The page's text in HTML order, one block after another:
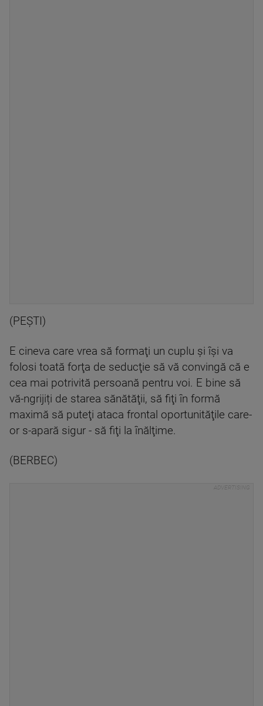
(PEŞTI)
E cineva care vrea să formaţi un cuplu şi îşi va
folosi toată forţa de seducţie să vă convingă că e
cea mai potrivită persoană pentru voi. E bine să
vă-ngrijiți de starea sănătăţii, să fiţi în formă
maximă să puteţi ataca frontal oportunităţile care-
or s-apară sigur - să fiţi la înălţime.
(BERBEC)